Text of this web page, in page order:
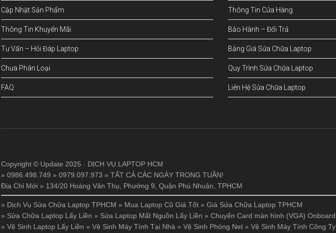
Cập Nhật Sản Phẩm
Thông Tin Khuyến Mãi
Tư Vấn – Hỏi Đáp Laptop
Chưa Phân Loại
FAQ
Thông Tin Cửa Hàng
Bảo Hành – Đổi Trả
Bảng Giá Sửa Chữa Laptop
Quy Trình Sửa Chữa Laptop
Liên Hệ Sửa Chữa Laptop
Copyright © Update 2025 · DỊCH VỤ LAPTOP HCM
» 0986.498.749 » 0979.097.973 » TẤT CẢ CÁC NGÀY TRONG TUẦN!
Địa Chỉ Mới » 134/20 Hoàng Văn Thụ, Phường 9, Quận Phú Nhuận, TPHCM
» Dịch Vụ Sửa Chữa Laptop TPHCM » Mua Laptop Cũ Giá Tốt » Giá Sửa Chữa Laptop TPHCM
» Sửa Chữa Laptop Lấy Liền » Sửa Laptop Mất Nguồn Lấy Liền » Chuyển Card màn hình (VGA) Onboard
» Vệ Sinh Laptop Lấy Liền » Vệ Sinh Máy Tính Tại Nhà » Vệ Sinh Phòng Net » Vệ Sinh Máy Tính Công Ty